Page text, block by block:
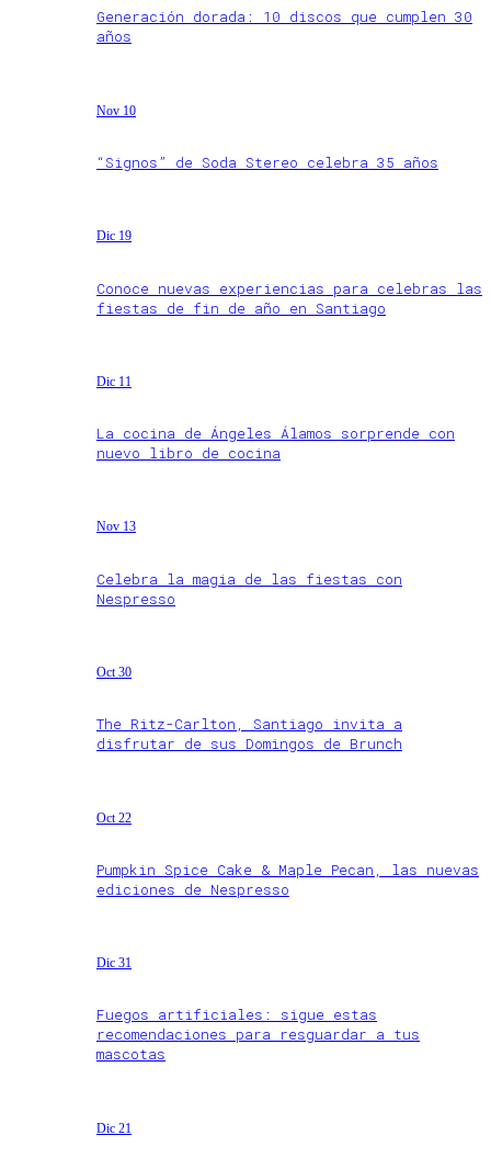
Generación dorada: 10 discos que cumplen 30
años
Nov 10
“Signos” de Soda Stereo celebra 35 años
Dic 19
Conoce nuevas experiencias para celebras las
fiestas de fin de año en Santiago
Dic 11
La cocina de Ángeles Álamos sorprende con
nuevo libro de cocina
Nov 13
Celebra la magia de las fiestas con
Nespresso
Oct 30
The Ritz-Carlton, Santiago invita a
disfrutar de sus Domingos de Brunch
Oct 22
Pumpkin Spice Cake & Maple Pecan, las nuevas
ediciones de Nespresso
Dic 31
Fuegos artificiales: sigue estas
recomendaciones para resguardar a tus
mascotas
Dic 21